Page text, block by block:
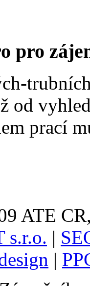
pro
od
prací
ATE
s.r.o. |
|